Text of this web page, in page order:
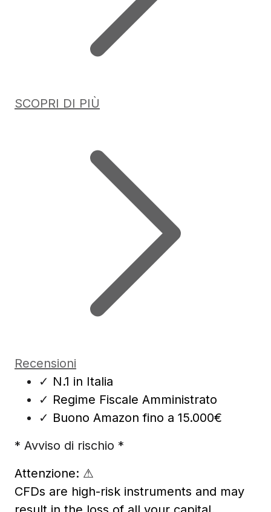
SCOPRI DI PIÙ
Recensioni
✓ N.1 in Italia
✓ Regime Fiscale Amministrato
✓ Buono Amazon fino a 15.000€
* Avviso di rischio *
Attenzione: ⚠
CFDs are high-risk instruments and may